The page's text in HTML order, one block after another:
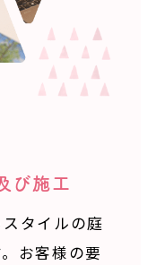
び施工
タイルの庭
お客様の要